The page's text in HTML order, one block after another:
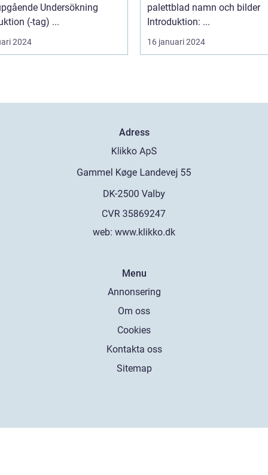
Undersökning
Introduktion (-tag) ...
2024
palettblad namn och bilder
Introduktion: ...
16 januari 2024
Adress
web: www.klikko.dk
Menu
Annonsering
Om oss
Cookies
Kontakta oss
Sitemap